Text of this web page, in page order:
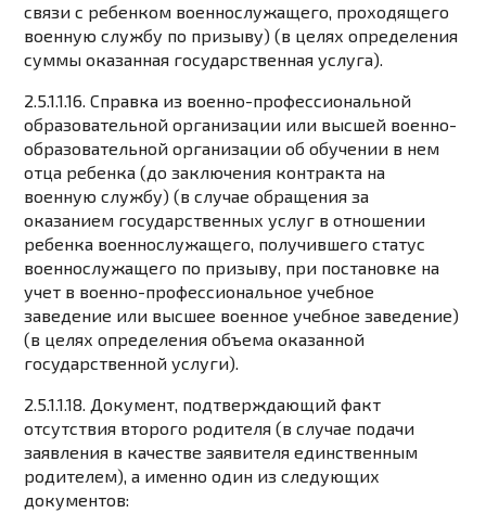
связи с ребенком военнослужащего, проходящего
военную службу по призыву) (в целях определения
суммы оказанная государственная услуга).
2.5.1.1.16. Справка из военно-профессиональной
образовательной организации или высшей военно-
образовательной организации об обучении в нем
отца ребенка (до заключения контракта на
военную службу) (в случае обращения за
оказанием государственных услуг в отношении
ребенка военнослужащего, получившего статус
военнослужащего по призыву, при постановке на
учет в военно-профессиональное учебное
заведение или высшее военное учебное заведение)
(в целях определения объема оказанной
государственной услуги).
2.5.1.1.18. Документ, подтверждающий факт
отсутствия второго родителя (в случае подачи
заявления в качестве заявителя единственным
родителем), а именно один из следующих
документов: